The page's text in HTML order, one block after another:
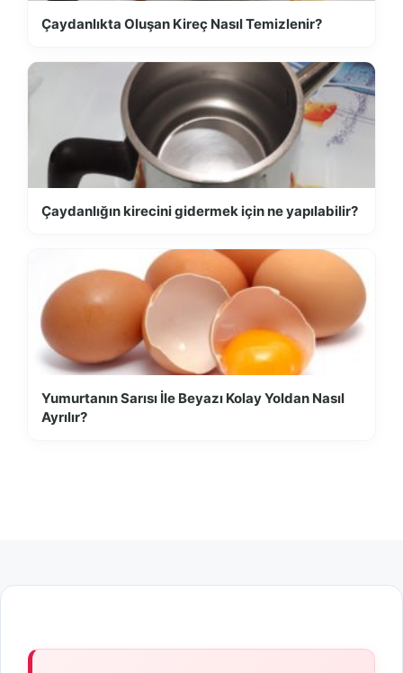
Çaydanlıkta Oluşan Kireç Nasıl Temizlenir?
Çaydanlığın kirecini gidermek için ne yapılabilir?
Yumurtanın Sarısı İle Beyazı Kolay Yoldan Nasıl
Ayrılır?